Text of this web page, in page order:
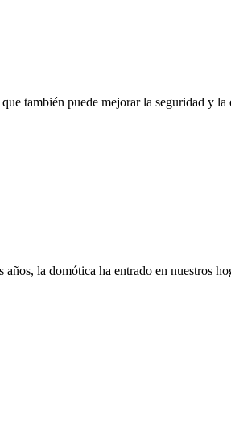
también puede mejorar la seguridad y la
la domótica ha entrado en nuestros